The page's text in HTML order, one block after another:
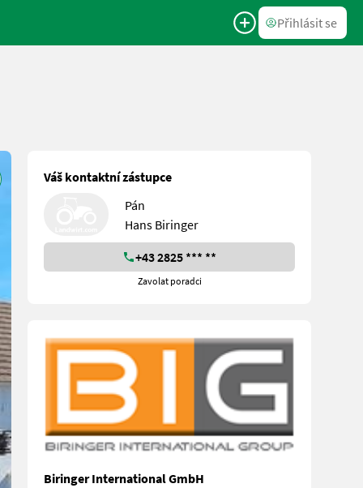
Přihlásit se
Váš kontaktní zástupce
Pán
Hans Biringer
+43 2825 *** **
Zavolat poradci
Biringer International GmbH